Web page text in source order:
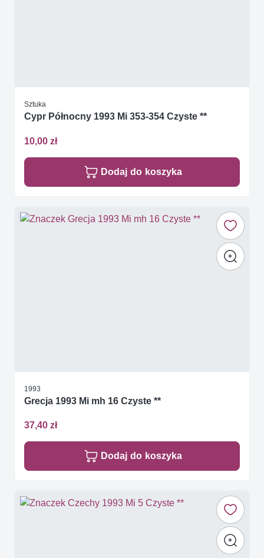
Sztuka
Cypr Północny 1993 Mi 353-354 Czyste **
10,00 zł
Dodaj do koszyka
1993
Grecja 1993 Mi mh 16 Czyste **
37,40 zł
Dodaj do koszyka